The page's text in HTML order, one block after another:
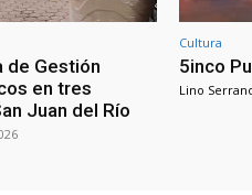
de Gestión
en tres
Juan del Río
Cultura
5inco
Lino